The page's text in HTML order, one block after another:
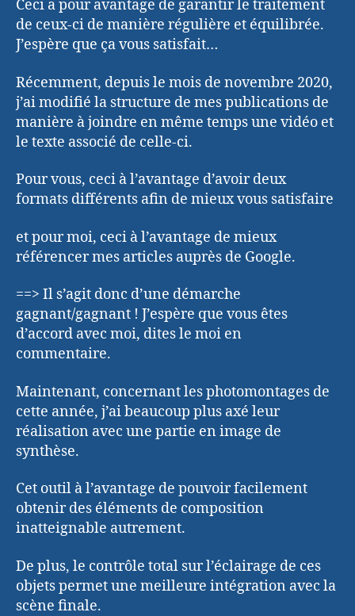
Ceci a pour avantage de garantir le traitement
de ceux-ci de manière régulière et équilibrée.
J’espère que ça vous satisfait…
Récemment, depuis le mois de novembre 2020,
j’ai modifié la structure de mes publications de
manière à joindre en même temps une vidéo et
le texte associé de celle-ci.
Pour vous, ceci à l’avantage d’avoir deux
formats différents afin de mieux vous satisfaire
et pour moi, ceci à l’avantage de mieux
référencer mes articles auprès de Google.
==> Il s’agit donc d’une démarche
gagnant/gagnant ! J’espère que vous êtes
d’accord avec moi, dites le moi en
commentaire.
Maintenant, concernant les photomontages de
cette année, j’ai beaucoup plus axé leur
réalisation avec une partie en image de
synthèse.
Cet outil à l’avantage de pouvoir facilement
obtenir des éléments de composition
inatteignable autrement.
De plus, le contrôle total sur l’éclairage de ces
objets permet une meilleure intégration avec la
scène finale.